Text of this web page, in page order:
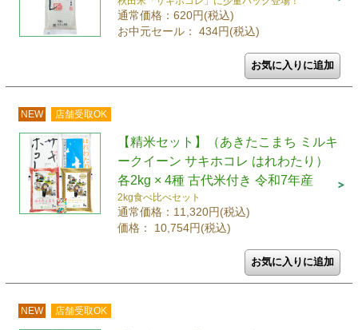
通常価格：620円(税込)
お中元セール： 434円(税込)
NEW 店舗受取OK
【精米セット】（あきたこまち ミルキ
ークイーン サキホコレ はれわたり）
各2kg × 4種 古代米付き 令和7年産
2kg食べ比べセット
通常価格：11,320円(税込)
価格： 10,754円(税込)
NEW 店舗受取OK